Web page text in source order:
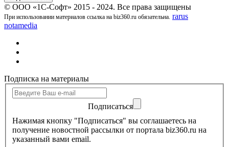
© ООО «1С-Софт» 2015 - 2024. Все права защищены
При использовании материалов ссылка на biz360.ru обязательна. rarus
notamedia
Подписка на материалы
Подписаться
Нажимая кнопку "Подписаться" вы соглашаетесь на
получение новостной рассылки от портала biz360.ru на
указанный вами email.